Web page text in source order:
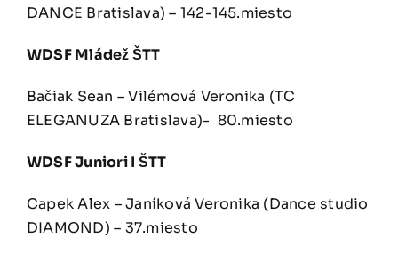
DANCE Bratislava) – 142-145.miesto
WDSF Mládež ŠTT
Bačiak Sean – Vilémová Veronika (TC
ELEGANUZA Bratislava)- 80.miesto
WDSF Juniori I ŠTT
Capek Alex – Janíková Veronika (Dance studio
DIAMOND) – 37.miesto